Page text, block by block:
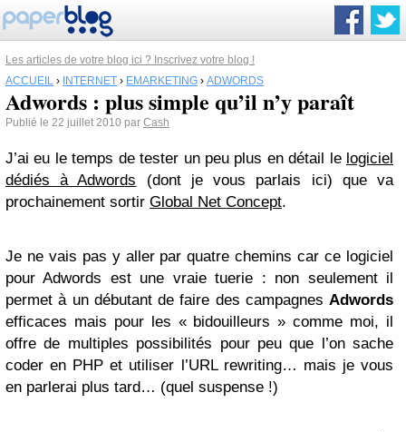
Les articles de votre blog ici ? Inscrivez votre blog !
ACCUEIL › INTERNET › EMARKETING › ADWORDS
Adwords : plus simple qu’il n’y paraît
Publié le 22 juillet 2010 par Cash
J’ai eu le temps de tester un peu plus en détail le logiciel
dédiés à Adwords (dont je vous parlais ici) que va
prochainement sortir Global Net Concept.
Je ne vais pas y aller par quatre chemins car ce logiciel
pour Adwords est une vraie tuerie : non seulement il
permet à un débutant de faire des campagnes Adwords
efficaces mais pour les « bidouilleurs » comme moi, il
offre de multiples possibilités pour peu que l’on sache
coder en PHP et utiliser l’URL rewriting… mais je vous
en parlerai plus tard… (quel suspense !)